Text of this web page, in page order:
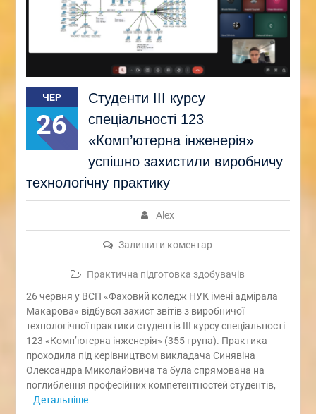
ЧЕР
26
Студенти ІІІ курсу
спеціальності 123
«Комп’ютерна інженерія»
успішно захистили виробничу
технологічну практику
Alex
Залишити коментар
Практична підготовка здобувачів
26 червня у ВСП «Фаховий коледж НУК імені адмірала
Макарова» відбувся захист звітів з виробничої
технологічної практики студентів ІІІ курсу спеціальності
123 «Комп’ютерна інженерія» (355 група). Практика
проходила під керівництвом викладача Синявіна
Олександра Миколайовича та була спрямована на
поглиблення професійних компетентностей студентів,
Детальніше